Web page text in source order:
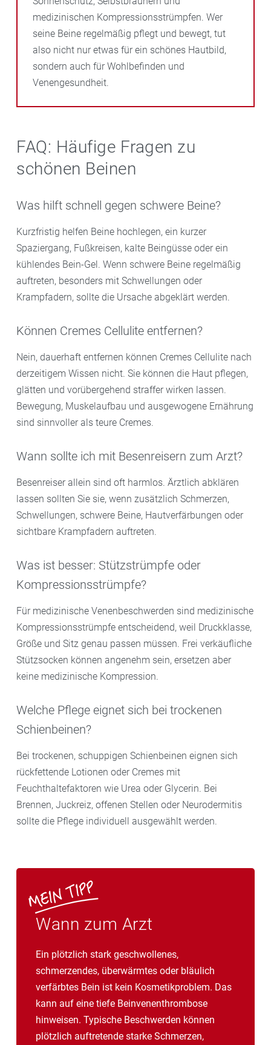
medizinischen Kompressionsstrümpfen. Wer
seine Beine regelmäßig pflegt und bewegt, tut
also nicht nur etwas für ein schönes Hautbild,
sondern auch für Wohlbefinden und
Venengesundheit.
FAQ: Häufige Fragen zu
schönen Beinen
Was hilft schnell gegen schwere Beine?
Kurzfristig helfen Beine hochlegen, ein kurzer
Spaziergang, Fußkreisen, kalte Beingüsse oder ein
kühlendes Bein-Gel. Wenn schwere Beine regelmäßig
auftreten, besonders mit Schwellungen oder
Krampfadern, sollte die Ursache abgeklärt werden.
Können Cremes Cellulite entfernen?
Nein, dauerhaft entfernen können Cremes Cellulite nach
derzeitigem Wissen nicht. Sie können die Haut pflegen,
glätten und vorübergehend straffer wirken lassen.
Bewegung, Muskelaufbau und ausgewogene Ernährung
sind sinnvoller als teure Cremes.
Wann sollte ich mit Besenreisern zum Arzt?
Besenreiser allein sind oft harmlos. Ärztlich abklären
lassen sollten Sie sie, wenn zusätzlich Schmerzen,
Schwellungen, schwere Beine, Hautverfärbungen oder
sichtbare Krampfadern auftreten.
Was ist besser: Stützstrümpfe oder
Kompressionsstrümpfe?
Für medizinische Venenbeschwerden sind medizinische
Kompressionsstrümpfe entscheidend, weil Druckklasse,
Größe und Sitz genau passen müssen. Frei verkäufliche
Stützsocken können angenehm sein, ersetzen aber
keine medizinische Kompression.
Welche Pflege eignet sich bei trockenen
Schienbeinen?
Bei trockenen, schuppigen Schienbeinen eignen sich
rückfettende Lotionen oder Cremes mit
Feuchthaltefaktoren wie Urea oder Glycerin. Bei
Brennen, Juckreiz, offenen Stellen oder Neurodermitis
sollte die Pflege individuell ausgewählt werden.
Wann zum Arzt
Ein plötzlich stark geschwollenes,
schmerzendes, überwärmtes oder bläulich
verfärbtes Bein ist kein Kosmetikproblem. Das
kann auf eine tiefe Beinvenenthrombose
hinweisen. Typische Beschwerden können
plötzlich auftretende starke Schmerzen,